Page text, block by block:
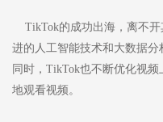
TikTok的成功出海，离不开
进的人工智能技术和大数据分
同时，TikTok也不断优化视
地观看视频。